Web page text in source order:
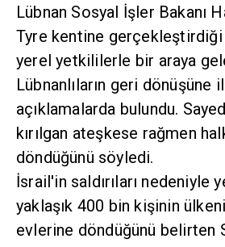
Lübnan Sosyal İşler Bakanı
Tyre kentine gerçekleştirdiği
yerel yetkililerle bir araya
Lübnanlıların geri dönüşüne
açıklamalarda bulundu.
kırılgan ateşkese rağmen
döndüğünü söyledi.
İsrail'in saldırıları nedeniyle
yaklaşık 400 bin kişinin
evlerine döndüğünü belirten